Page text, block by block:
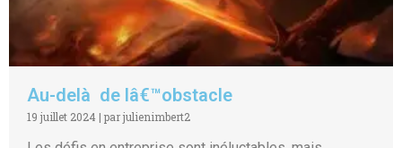
Au-delà de lâ€™obstacle
19 juillet 2024 | par julienimbert2